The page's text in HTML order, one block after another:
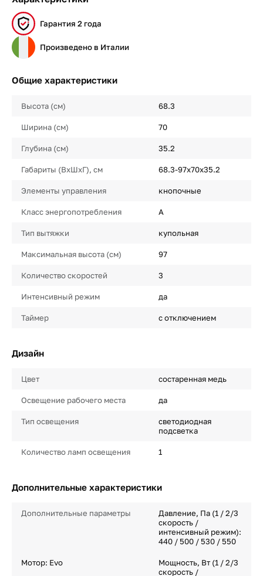
Гарантия 2 года
Произведено в Италии
Общие характеристики
Высота (см) 68.3
Ширина (см) 70
Глубина (см) 35.2
Габариты (ВхШхГ), см 68.3-97х70х35.2
Элементы управления кнопочные
Класс энергопотребления A
Тип вытяжки купольная
Максимальная высота (см) 97
Количество скоростей 3
Интенсивный режим да
Таймер с отключением
Дизайн
Цвет состаренная медь
Освещение рабочего места да
Тип освещения
светодиодная
подсветка
Количество ламп освещения 1
Дополнительные характеристики
Дополнительные параметры
Давление, Па (1 / 2/3
скорость /
интенсивный режим):
440 / 500 / 530 / 550
Мотор: Evo
Мощность, Вт (1 / 2/3
скорость /